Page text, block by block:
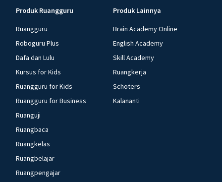
Produk Ruangguru
Ruangguru
Roboguru Plus
Dafa dan Lulu
Kursus for Kids
Ruangguru for Kids
Ruangguru for Business
Ruanguji
Ruangbaca
Ruangkelas
Ruangbelajar
Ruangpengajar
Produk Lainnya
Brain Academy Online
English Academy
Skill Academy
Ruangkerja
Schoters
Kalananti